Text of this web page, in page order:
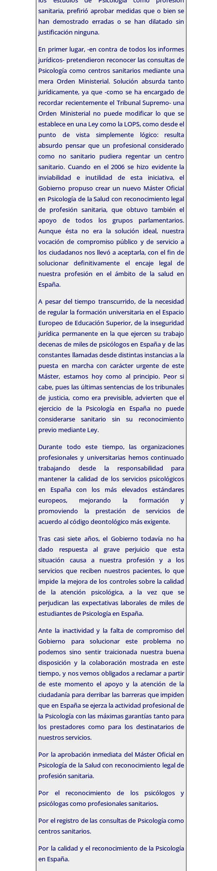
sanitaria, prefirió aprobar medidas que o bien se
han demostrado erradas o se han dilatado sin
justificación ninguna.
En primer lugar, -en contra de todos los informes
jurídicos- pretendieron reconocer las consultas de
Psicología como centros sanitarios mediante una
mera Orden Ministerial. Solución absurda tanto
jurídicamente, ya que -como se ha encargado de
recordar recientemente el Tribunal Supremo- una
Orden Ministerial no puede modificar lo que se
establece en una Ley como la LOPS, como desde el
punto de vista simplemente lógico: resulta
absurdo pensar que un profesional considerado
como no sanitario pudiera regentar un centro
sanitario. Cuando en el 2006 se hizo evidente la
inviabilidad e inutilidad de esta iniciativa, el
Gobierno propuso crear un nuevo Máster Oficial
en Psicología de la Salud con reconocimiento legal
de profesión sanitaria, que obtuvo también el
apoyo de todos los grupos parlamentarios.
Aunque ésta no era la solución ideal, nuestra
vocación de compromiso público y de servicio a
los ciudadanos nos llevó a aceptarla, con el fin de
solucionar definitivamente el encaje legal de
nuestra profesión en el ámbito de la salud en
España.
A pesar del tiempo transcurrido, de la necesidad
de regular la formación universitaria en el Espacio
Europeo de Educación Superior, de la inseguridad
jurídica permanente en la que ejercen su trabajo
decenas de miles de psicólogos en España y de las
constantes llamadas desde distintas instancias a la
puesta en marcha con carácter urgente de este
Máster, estamos hoy como al principio. Peor si
cabe, pues las últimas sentencias de los tribunales
de justicia, como era previsible, advierten que el
ejercicio de la Psicología en España no puede
considerarse sanitario sin su reconocimiento
previo mediante Ley.
Durante todo este tiempo, las organizaciones
profesionales y universitarias hemos continuado
trabajando desde la responsabilidad para
mantener la calidad de los servicios psicológicos
en España con los más elevados estándares
europeos, mejorando la formación y
promoviendo la prestación de servicios de
acuerdo al código deontológico más exigente.
Tras casi siete años, el Gobierno todavía no ha
dado respuesta al grave perjuicio que esta
situación causa a nuestra profesión y a los
servicios que reciben nuestros pacientes, lo que
impide la mejora de los controles sobre la calidad
de la atención psicológica, a la vez que se
perjudican las expectativas laborales de miles de
estudiantes de Psicología en España.
Ante la inactividad y la falta de compromiso del
Gobierno para solucionar este problema no
podemos sino sentir traicionada nuestra buena
disposición y la colaboración mostrada en este
tiempo, y nos vemos obligados a reclamar a partir
de este momento el apoyo y la atención de la
ciudadanía para derribar las barreras que impiden
que en España se ejerza la actividad profesional de
la Psicología con las máximas garantías tanto para
los prestadores como para los destinatarios de
nuestros servicios.
Por la aprobación inmediata del Máster Oficial en
Psicología de la Salud con reconocimiento legal de
profesión sanitaria.
Por el reconocimiento de los psicólogos y
psicólogas como profesionales sanitarios.
Por el registro de las consultas de Psicología como
centros sanitarios.
Por la calidad y el reconocimiento de la Psicología
en España.